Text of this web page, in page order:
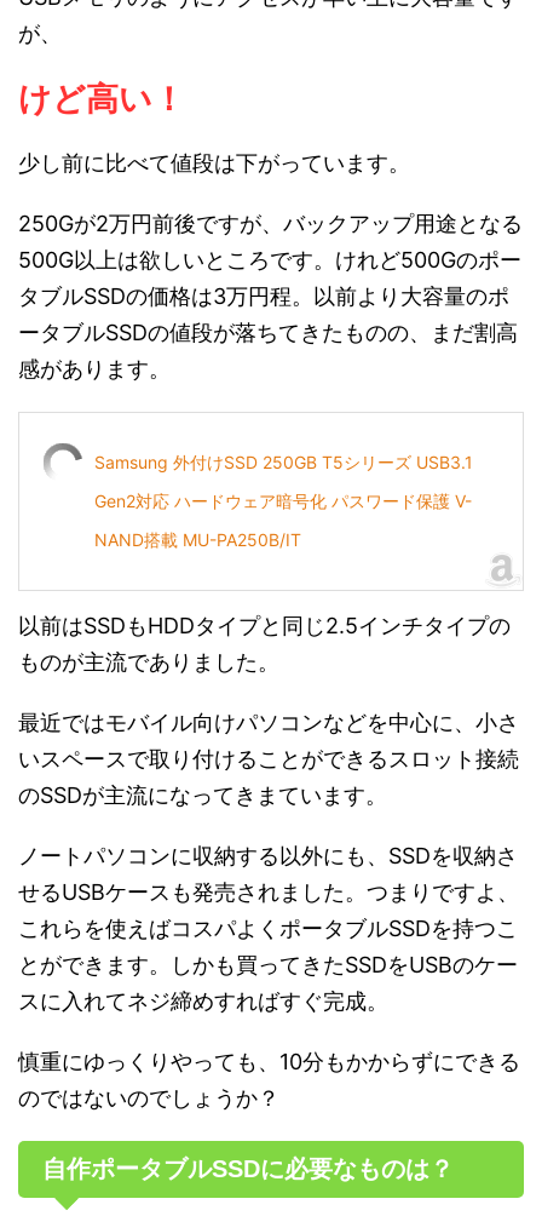
が、
けど高い！
少し前に比べて値段は下がっています。
250Gが2万円前後ですが、バックアップ用途となる
500G以上は欲しいところです。けれど500Gのポー
タブルSSDの価格は3万円程。以前より大容量のポ
ータブルSSDの値段が落ちてきたものの、まだ割高
感があります。
Samsung 外付けSSD 250GB T5シリーズ USB3.1
Gen2対応 ハードウェア暗号化 パスワード保護 V-
NAND搭載 MU-PA250B/IT
以前はSSDもHDDタイプと同じ2.5インチタイプの
ものが主流でありました。
最近ではモバイル向けパソコンなどを中心に、小さ
いスペースで取り付けることができるスロット接続
のSSDが主流になってきまています。
ノートパソコンに収納する以外にも、SSDを収納さ
せるUSBケースも発売されました。つまりですよ、
これらを使えばコスパよくポータブルSSDを持つこ
とができます。しかも買ってきたSSDをUSBのケー
スに入れてネジ締めすればすぐ完成。
慎重にゆっくりやっても、10分もかからずにできる
のではないのでしょうか？
自作ポータブルSSDに必要なものは？